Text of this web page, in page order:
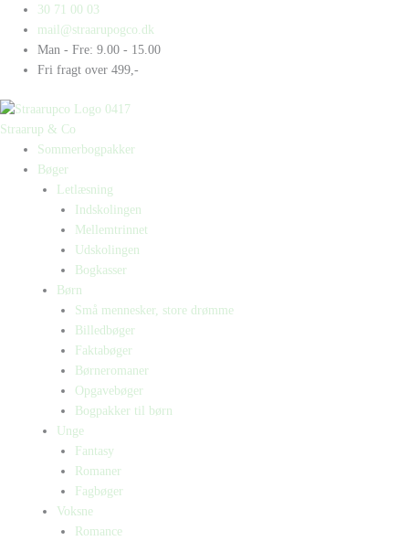
indholdet
30 71 00 03
mail@straarupogco.dk
Man - Fre: 9.00 - 15.00
Fri fragt over 499,-
Straarup & Co
Sommerbogpakker
Bøger
Letlæsning
Indskolingen
Mellemtrinnet
Udskolingen
Bogkasser
Børn
Små mennesker, store drømme
Billedbøger
Faktabøger
Børneromaner
Opgavebøger
Bogpakker til børn
Unge
Fantasy
Romaner
Fagbøger
Voksne
Romance
Products
search
Products
search